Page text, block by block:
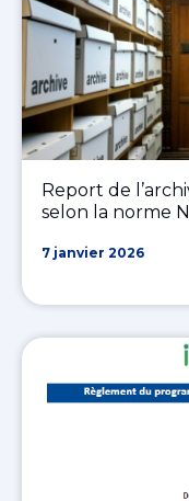
Report de
selon la norme
7 janvier 2026